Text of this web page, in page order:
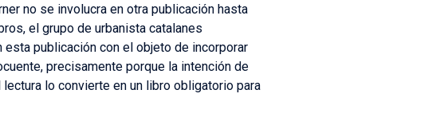
no se involucra en otra publicación hasta
el grupo de urbanista catalanes
publicación con el objeto de incorporar
precisamente porque la intención de
lo convierte en un libro obligatorio para